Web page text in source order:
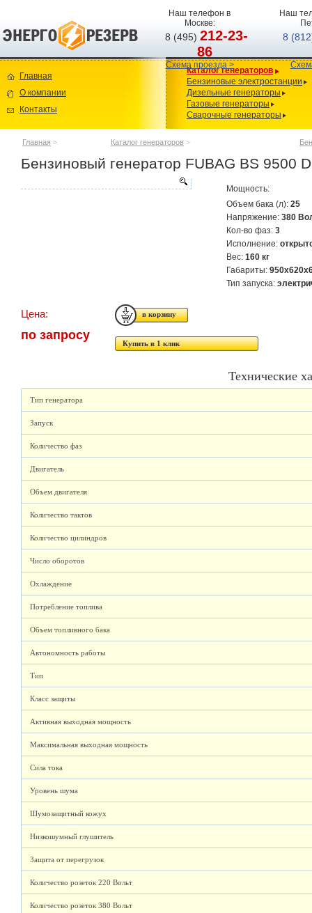
Наш телефон в
Москве:
8 (495)212-23-
86
Схема проезда >
Наш
8
Главная
О компании
Контакты
Каталог генераторов
Бензиновые электростанции
Дизельные генераторы
Газовые генераторы
Сварочные генераторы
Главная > Каталог генераторов >
Бензиновый генератор FUBAG BS 9500
Мощность:
Объем бака (л): 25
Напряжение: 380
Кол-во фаз: 3
Исполнение:
Вес: 160 кг
Габариты:
Тип запуска:
Цена:
по запросу
Купить в 1 клик
Технические
Тип генератора
Запуск
Количество фаз
Двигатель
Объем двигателя
Количество тактов
Количество цилиндров
Число оборотов
Охлаждение
Потребление топлива
Объем топливного бака
Автономность работы
Тип
Класс защиты
Активная выходная мощность
Максимальная выходная мощность
Сила тока
Уровень шума
Шумозащитный кожух
Низкошумный глушитель
Защита от перегрузок
Количество розеток 220 Вольт
Количество розеток 380 Вольт